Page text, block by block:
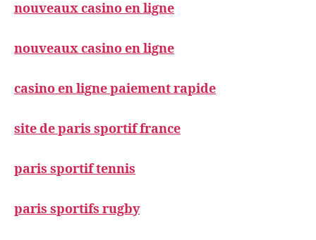
nouveaux casino en ligne
nouveaux casino en ligne
casino en ligne paiement rapide
site de paris sportif france
paris sportif tennis
paris sportifs rugby